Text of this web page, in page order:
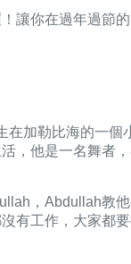
讓你在過年過節
在加勒比海的一
，他是一名舞者
，Abdullah教
有工作，大家都